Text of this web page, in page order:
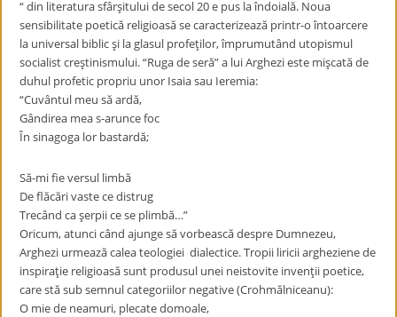
“ din literatura sfârşitului de secol 20 e pus la îndoială. Noua
sensibilitate poetică religioasă se caracterizează printr-o întoarcere
la universal biblic şi la glasul profeţilor, împrumutând utopismul
socialist creştinismului. “Ruga de seră” a lui Arghezi este mişcată de
duhul profetic propriu unor Isaia sau Ieremia:
“Cuvântul meu să ardă,
Gândirea mea s-arunce foc
În sinagoga lor bastardă;
Să-mi fie versul limbă
De flăcări vaste ce distrug
Trecând ca şerpii ce se plimbă…”
Oricum, atunci când ajunge să vorbească despre Dumnezeu,
Arghezi urmează calea teologiei dialectice. Tropii liricii argheziene de
inspiraţie religioasă sunt produsul unei neistovite invenţii poetice,
care stă sub semnul categoriilor negative (Crohmălniceanu):
O mie de neamuri, plecate domoale,